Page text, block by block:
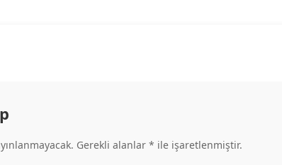
Gerekli alanlar * ile işaretlenmiştir.